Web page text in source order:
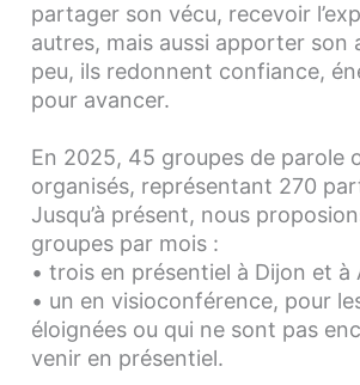
partager son vécu, recevoir
autres, mais aussi apporter son
peu, ils redonnent confiance,
pour avancer.
En 2025, 45 groupes de parole
organisés, représentant 270
Jusqu’à présent, nous
groupes par mois :
• trois en présentiel à Dijon et à
• un en visioconférence, pour
éloignées ou qui ne sont pas
venir en présentiel.